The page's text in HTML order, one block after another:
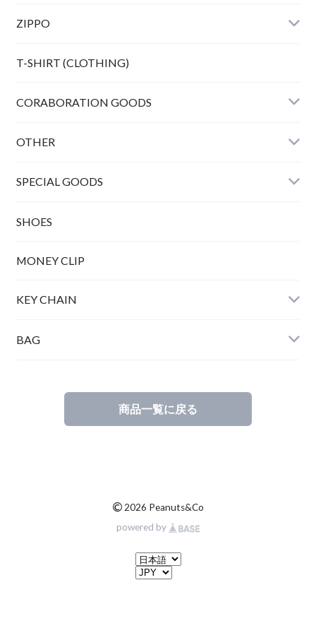
Bunny peanuts + Chain
ZIPPO
T-SHIRT (CLOTHING)
CORABORATION GOODS
OTHER
SPECIAL GOODS
SHOES
MONEY CLIP
KEY CHAIN
BAG
商品一覧に戻る
© 2026 Peanuts&Co
powered by